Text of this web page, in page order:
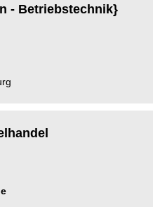
- Betriebstechnik}